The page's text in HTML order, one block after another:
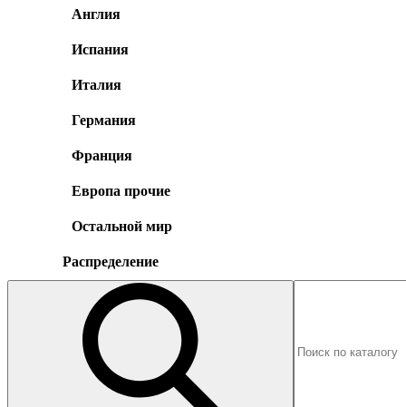
Англия
Испания
Италия
Германия
Франция
Европа прочие
Остальной мир
Распределение